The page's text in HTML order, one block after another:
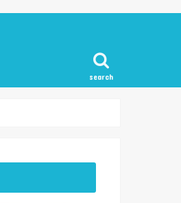
search